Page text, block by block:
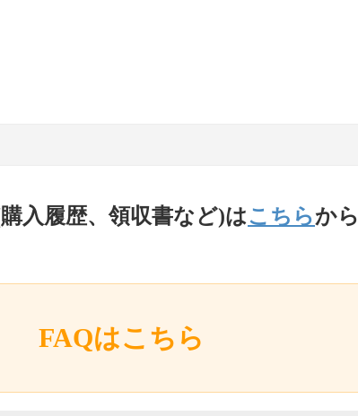
入履歴、領収書など)はこちらから
FAQはこちら